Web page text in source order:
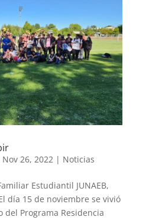
Nov 26, 2022| Noticias
Estudiantil JUNAEB,
día 15 de noviembre se vivió
del Programa Residencia